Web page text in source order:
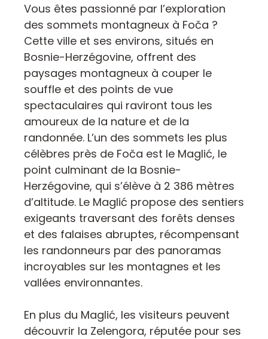
Vous êtes passionné par l’exploration
des sommets montagneux à Foča ?
Cette ville et ses environs, situés en
Bosnie-Herzégovine, offrent des
paysages montagneux à couper le
souffle et des points de vue
spectaculaires qui raviront tous les
amoureux de la nature et de la
randonnée. L’un des sommets les plus
célèbres près de Foča est le Maglić, le
point culminant de la Bosnie-
Herzégovine, qui s’élève à 2 386 mètres
d’altitude. Le Maglić propose des sentiers
exigeants traversant des forêts denses
et des falaises abruptes, récompensant
les randonneurs par des panoramas
incroyables sur les montagnes et les
vallées environnantes.
En plus du Maglić, les visiteurs peuvent
découvrir la Zelengora, réputée pour ses